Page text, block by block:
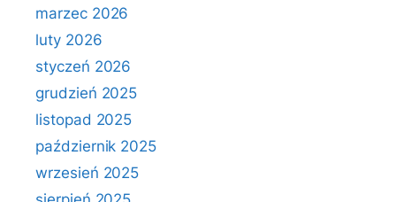
marzec 2026
luty 2026
styczeń 2026
grudzień 2025
listopad 2025
październik 2025
wrzesień 2025